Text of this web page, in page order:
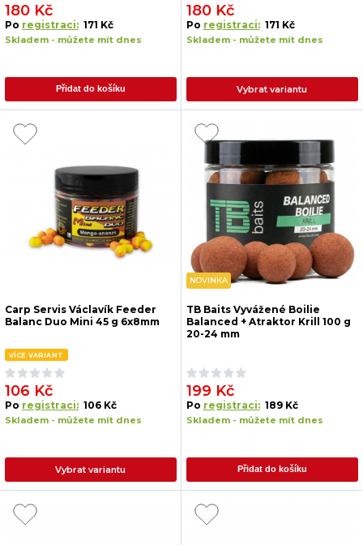
180 Kč
Po registraci: 171 Kč
Skladem - můžete mít dnes
Přidat do košíku
180 Kč
Po registraci: 171 Kč
Skladem - můžete mít dnes
Vybrat variantu
Carp Servis Václavík Feeder
Balanc Duo Mini 45 g 6x8mm
VÍCE VARIANT
106 Kč
Po registraci: 106 Kč
Skladem - můžete mít dnes
Vybrat variantu
NOVINKA
TB Baits Vyvážené Boilie
Balanced + Atraktor Krill 100 g
20-24 mm
199 Kč
Po registraci: 189 Kč
Skladem - můžete mít dnes
Přidat do košíku